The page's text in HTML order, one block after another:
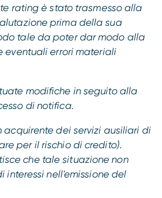
rating è stato trasmesso alla
prima della sua
tale da poter dar modo alla
eventuali errori materiali
modifiche in seguito alla
di notifica.
acquirente dei servizi ausiliari di
per il rischio di credito).
che tale situazione non
interessi nell'emissione del